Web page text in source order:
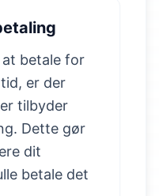
at betale for
er der
tilbyder
Dette gør
dit
betale det